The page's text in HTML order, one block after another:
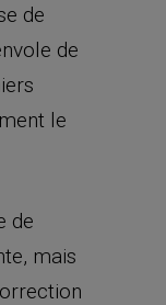
de
de
le
de
mais